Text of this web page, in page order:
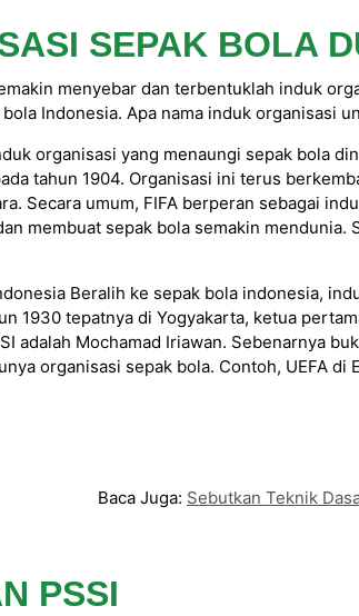
SEPAK BOLA
menyebar dan terbentuklah induk
Indonesia. Apa nama induk organisasi
organisasi yang menaungi sepak bola
tahun 1904. Organisasi ini terus
Secara umum, FIFA berperan sebagai
membuat sepak bola semakin
Beralih ke sepak bola indonesia,
1930 tepatnya di Yogyakarta, ketua
adalah Mochamad Iriawan. Sebenarnya
organisasi sepak bola. Contoh, UEFA di
Baca Juga: Sebutkan Teknik
PSSI